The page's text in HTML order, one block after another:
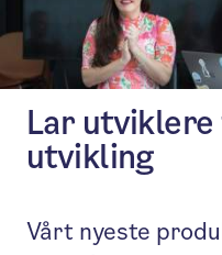
Lar utviklere
utvikling
Vårt nyeste